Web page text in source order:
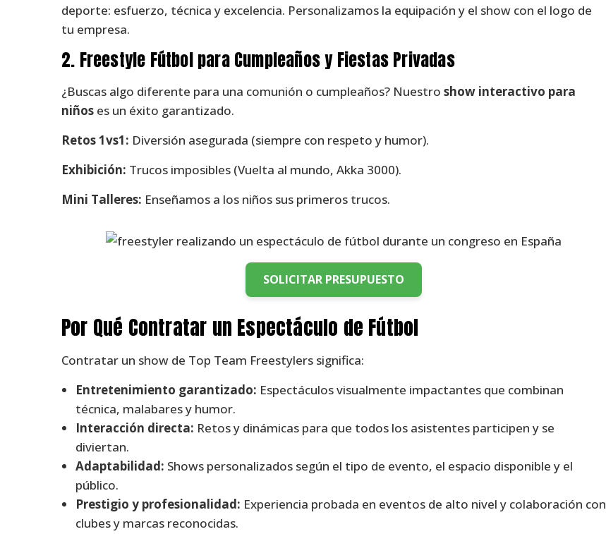
deporte: esfuerzo, técnica y excelencia. Personalizamos la equipación y el show con el logo de
tu empresa.
2. Freestyle Fútbol para Cumpleaños y Fiestas Privadas
¿Buscas algo diferente para una comunión o cumpleaños? Nuestro show interactivo para
niños es un éxito garantizado.
Retos 1vs1: Diversión asegurada (siempre con respeto y humor).
Exhibición: Trucos imposibles (Vuelta al mundo, Akka 3000).
Mini Talleres: Enseñamos a los niños sus primeros trucos.
SOLICITAR PRESUPUESTO
Por Qué Contratar un Espectáculo de Fútbol
Contratar un show de Top Team Freestylers significa:
Entretenimiento garantizado: Espectáculos visualmente impactantes que combinan
técnica, malabares y humor.
Interacción directa: Retos y dinámicas para que todos los asistentes participen y se
diviertan.
Adaptabilidad: Shows personalizados según el tipo de evento, el espacio disponible y el
público.
Prestigio y profesionalidad: Experiencia probada en eventos de alto nivel y colaboración con
clubes y marcas reconocidas.